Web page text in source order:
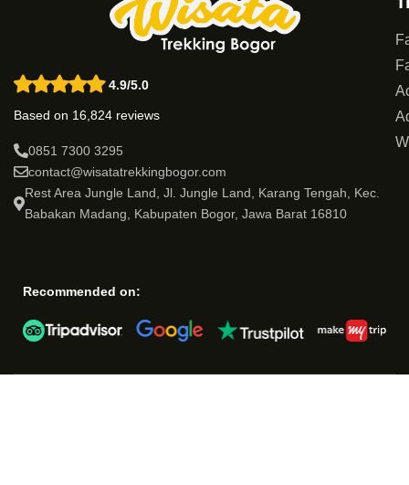
4.9/5.0
Based on 16,824 reviews
0851 7300 3295
contact@wisatatrekkingbogor.com
Rest Area Jungle Land, Jl. Jungle Land, Karang Tengah, Kec.
Babakan Madang, Kabupaten Bogor, Jawa Barat 16810
Recommended on: